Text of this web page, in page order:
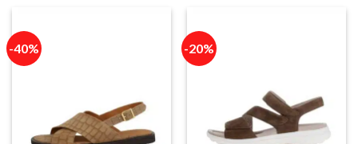
-40% -20%